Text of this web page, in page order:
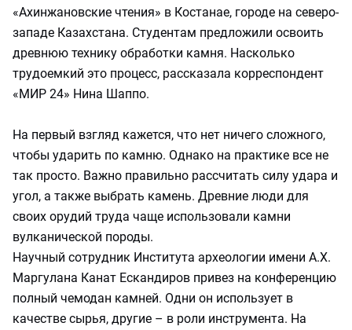
«Ахинжановские чтения» в Костанае, городе на северо-
западе Казахстана. Студентам предложили освоить
древнюю технику обработки камня. Насколько
трудоемкий это процесс, рассказала корреспондент
«МИР 24» Нина Шаппо.
На первый взгляд кажется, что нет ничего сложного,
чтобы ударить по камню. Однако на практике все не
так просто. Важно правильно рассчитать силу удара и
угол, а также выбрать камень. Древние люди для
своих орудий труда чаще использовали камни
вулканической породы.
Научный сотрудник Института археологии имени А.Х.
Маргулана Канат Ескандиров привез на конференцию
полный чемодан камней. Одни он использует в
качестве сырья, другие – в роли инструмента. На